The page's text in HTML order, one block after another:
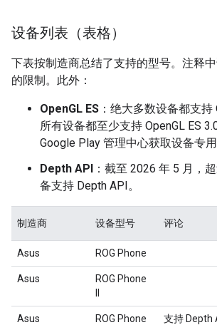
设备列表（表格）
下表按制造商总结了支持的型号。注释
的限制。此外：
OpenGL ES ：绝大多数设备都支持
所有设备都至少支持 OpenGL ES
Google Play 管理中心获取设备专用
Depth API ：截至 2026 年 5 月，
备支持 Depth API。
制造商 设备型号 评论
Asus ROG Phone
Asus
ROG Phone
Asus
ROG Phone
支持 Depth